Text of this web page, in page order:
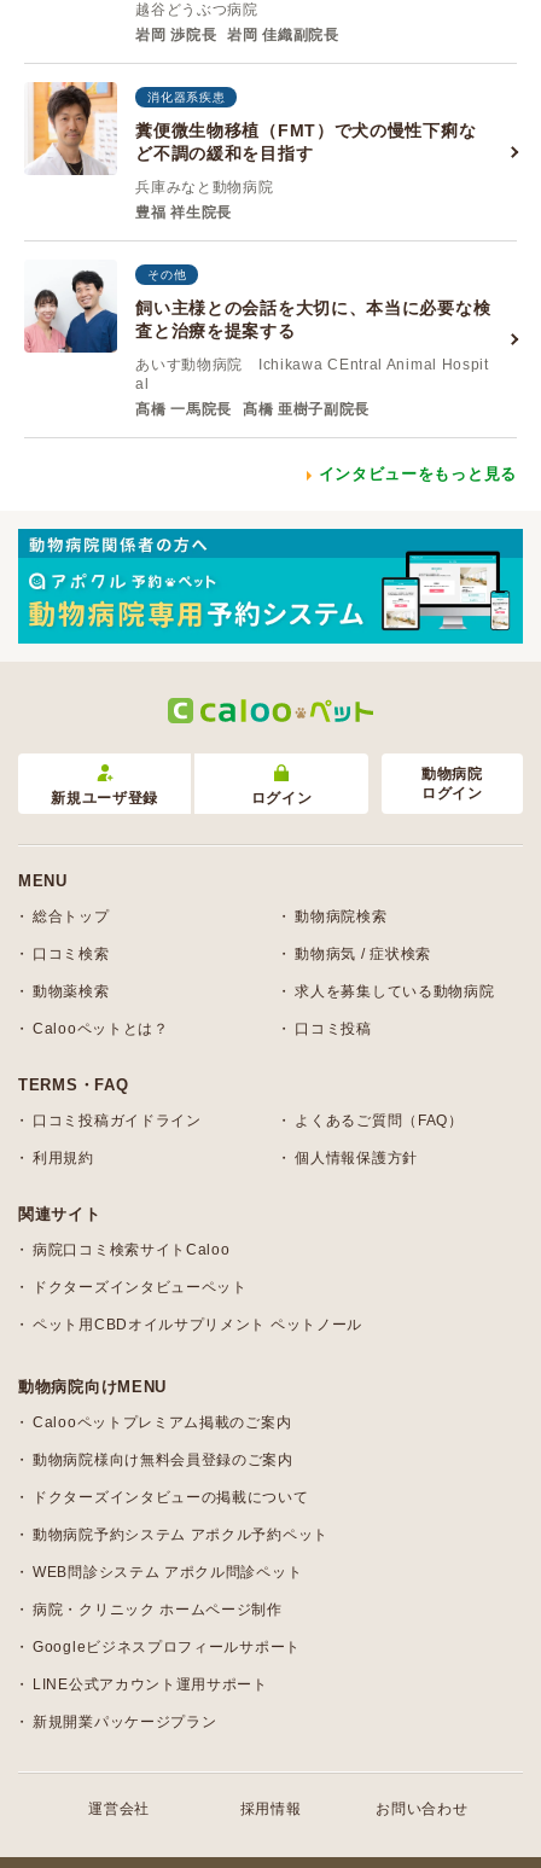
越谷どうぶつ病院
岩岡 渉院長
岩岡 佳織副院長
消化器系疾患
糞便微生物移植（FMT）で犬の慢性下痢な
ど不調の緩和を目指す
兵庫みなと動物病院
豊福 祥生院長
その他
飼い主様との会話を大切に、本当に必要な検
査と治療を提案する
あいす動物病院 Ichikawa CEntral Animal Hospit
al
髙橋 一馬院長
髙橋 亜樹子副院長
インタビューをもっと見る
新規ユーザ登録 ログイン
動物病院
ログイン
MENU
総合トップ 動物病院検索
口コミ検索 動物病気 / 症状検索
動物薬検索 求人を募集している動物病院
Calooペットとは？ 口コミ投稿
TERMS・FAQ
口コミ投稿ガイドライン よくあるご質問（FAQ）
利用規約 個人情報保護方針
関連サイト
病院口コミ検索サイトCaloo
ドクターズインタビューペット
ペット用CBDオイルサプリメント ペットノール
動物病院向けMENU
Calooペットプレミアム掲載のご案内
動物病院様向け無料会員登録のご案内
ドクターズインタビューの掲載について
動物病院予約システム アポクル予約ペット
WEB問診システム アポクル問診ペット
病院・クリニック ホームページ制作
Googleビジネスプロフィールサポート
LINE公式アカウント運用サポート
新規開業パッケージプラン
運営会社 採用情報 お問い合わせ